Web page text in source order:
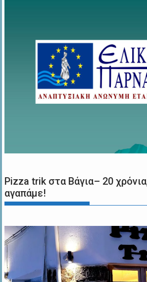
Pizza trik στα Βάγια– 20
αγαπάμε!